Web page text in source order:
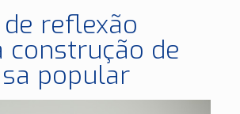
reflexão
construção de
popular